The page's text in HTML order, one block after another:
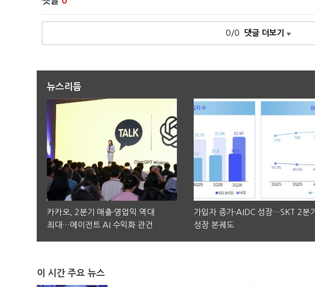
0/0 댓글 더보기
뉴스리듬
카카오, 2분기 매출·영업익 역대
최대…에이전트 AI 수익화 관건
가입자 증가·AIDC 성장…SKT 2분기
성장 본궤도
이 시간 주요 뉴스